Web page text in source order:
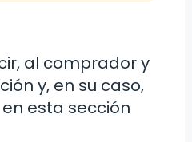
al comprador y
y, en su caso,
esta sección